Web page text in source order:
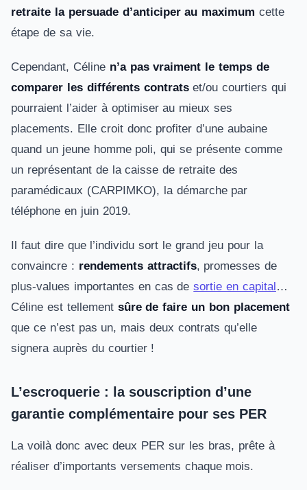
retraite la persuade d’anticiper au maximumcette
étape de sa vie.
Cependant, Céline n’a pas vraiment le temps de
comparer les différents contratset/ou courtiers qui
pourraient l’aider à optimiser au mieux ses
placements. Elle croit donc profiter d’une aubaine
quand un jeune homme poli, qui se présente comme
un représentant de la caisse de retraite des
paramédicaux (CARPIMKO), la démarche par
téléphone en juin 2019.
Il faut dire que l’individu sort le grand jeu pour la
convaincre : rendements attractifs, promesses de
plus-values importantes en cas desortie en capital…
Céline est tellement sûre de faire un bon placement
que ce n’est pas un, mais deux contrats qu’elle
signera auprès du courtier !
L’escroquerie : la souscription d’une
garantie complémentaire pour ses PER
La voilà donc avec deux PER sur les bras, prête à
réaliser d’importants versements chaque mois.